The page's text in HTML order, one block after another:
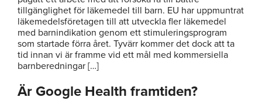
tillgänglighet för läkemedel till barn. EU har uppmuntrat
läkemedelsföretagen till att utveckla fler läkemedel
med barnindikation genom ett stimuleringsprogram
som startade förra året. Tyvärr kommer det dock att ta
tid innan vi är framme vid ett mål med kommersiella
barnberedningar […]
Är Google Health framtiden?